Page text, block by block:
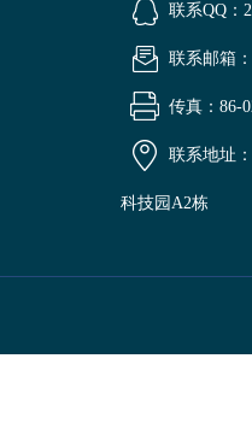
联系QQ：
联系邮箱
传真：86-
联系地址
科技园A2栋